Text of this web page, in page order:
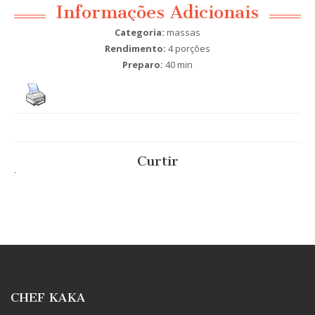
Informações Adicionais
Categoria: massas
Rendimento: 4 porções
Preparo: 40 min
Curtir
.
CHEF KAKA